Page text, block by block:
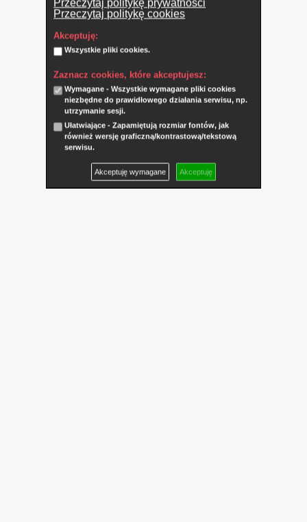
Przeczytaj politykę prywatności
Przeczytaj politykę cookies
Akceptuję:
Wszystkie pliki cookies.
Zaznacz cookies, które akceptujesz:
Wymagane - Wszystkie wymagane pliki cookies
niezbędne do prawidłowego działania serwisu, np.
utrzymanie sesji.
Ułatwiające - Zapamiętują rozmiar fontów, jak
również wersję graficzną/kontrastową/tekstową
serwisu.
Akceptuję wymagane Akceptuję